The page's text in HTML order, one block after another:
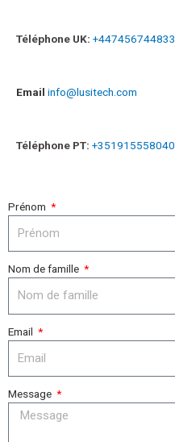
Téléphone UK: +447456744833
Email info@lusitech.com
Téléphone PT: +351915558040
Prénom
Nom de famille
Email
Message